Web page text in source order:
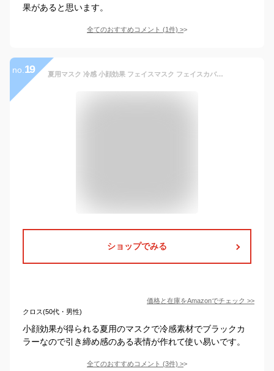
果があると思います。
全てのおすすめコメント (1件) >
no. 19 夏用マスク 冷感 小顔効果 フェイスマスク フェイスカバー UV 日よけマスク 花粉症対策 バンダナ 紫外線対策 日よけカバー 3枚 黒
ショップでみる
価格と在庫をAmazonでチェック >>
クロス(50代・男性)
小顔効果が得られる夏用のマスクで冷感素材でブラックカ
ラーなので引き締め感のある表情が作れて使い易いです。
全てのおすすめコメント (3件) >